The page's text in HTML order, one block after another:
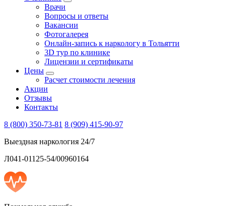
Врачи
Вопросы и ответы
Вакансии
Фотогалерея
Онлайн-запись к наркологу в Тольятти
3D тур по клинике
Лицензии и сертификаты
Цены
Расчет стоимости лечения
Акции
Отзывы
Контакты
8 (800) 350-73-81 8 (909) 415-90-97
Выездная наркология 24/7
Л041-01125-54/00960164